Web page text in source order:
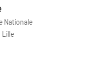
Nationale
Lille